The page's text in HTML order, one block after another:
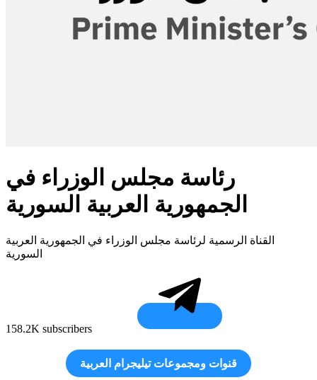
رئاسة مجلس الوزراء في
الجمهورية العربية السورية
القناة الرسمية لرئاسة مجلس الوزراء في الجمهورية العربية
السورية
158.2K subscribers
قنوات ومجموعات تيليجرام العربية